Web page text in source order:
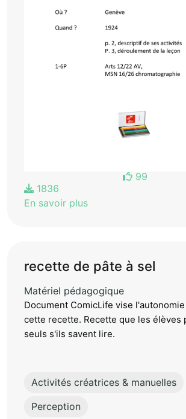
99
1836
En savoir plus
recette de pâte à sel
Matériel pédagogique
Document ComicLife vise
cette recette. Recette que les élèves
seuls s'ils savent lire.
Activités créatrices & manuelles
Perception